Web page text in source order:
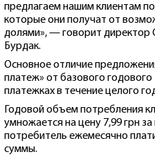
предлагаем нашим клиентам
которые они получат от
долями», — говорит
Бурдак.
Основное отличие
платеж» от базового
платежках в течение целого
Годовой объем потребления
умножается на цену 7,99 грн
потребитель ежемесячно
суммы.